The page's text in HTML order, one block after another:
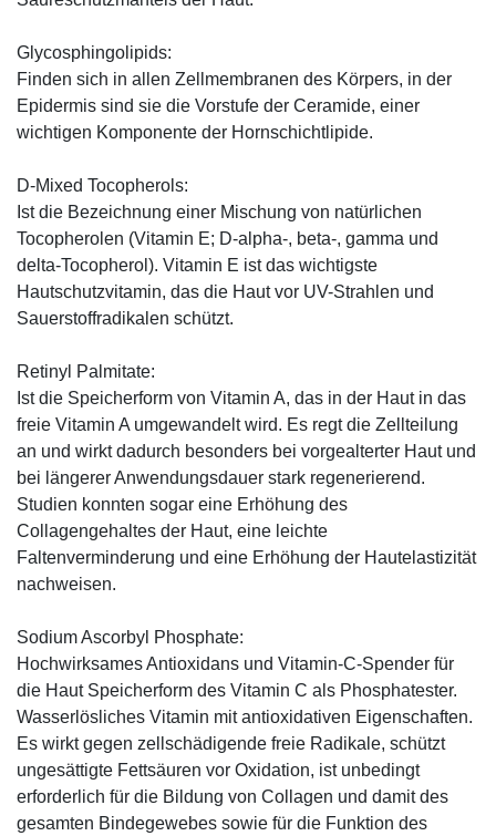
Glycosphingolipids:
Finden sich in allen Zellmembranen des Körpers, in der
Epidermis sind sie die Vorstufe der Ceramide, einer
wichtigen Komponente der Hornschichtlipide.
D-Mixed Tocopherols:
Ist die Bezeichnung einer Mischung von natürlichen
Tocopherolen (Vitamin E; D-alpha-, beta-, gamma und
delta-Tocopherol). Vitamin E ist das wichtigste
Hautschutzvitamin, das die Haut vor UV-Strahlen und
Sauerstoffradikalen schützt.
Retinyl Palmitate:
Ist die Speicherform von Vitamin A, das in der Haut in das
freie Vitamin A umgewandelt wird. Es regt die Zellteilung
an und wirkt dadurch besonders bei vorgealterter Haut und
bei längerer Anwendungsdauer stark regenerierend.
Studien konnten sogar eine Erhöhung des
Collagengehaltes der Haut, eine leichte
Faltenverminderung und eine Erhöhung der Hautelastizität
nachweisen.
Sodium Ascorbyl Phosphate:
Hochwirksames Antioxidans und Vitamin-C-Spender für
die Haut Speicherform des Vitamin C als Phosphatester.
Wasserlösliches Vitamin mit antioxidativen Eigenschaften.
Es wirkt gegen zellschädigende freie Radikale, schützt
ungesättigte Fettsäuren vor Oxidation, ist unbedingt
erforderlich für die Bildung von Collagen und damit des
gesamten Bindegewebes sowie für die Funktion des